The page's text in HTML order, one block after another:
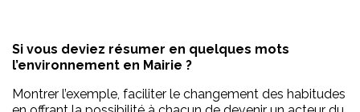
Si vous deviez résumer en quelques mots
l’environnement en Mairie ?
Montrer l’exemple, faciliter le changement des habitudes